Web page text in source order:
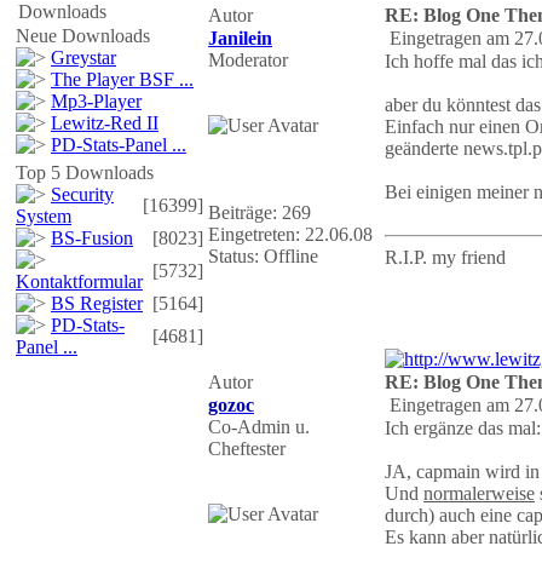
Downloads
Neue Downloads
Greystar
The Player BSF ...
Mp3-Player
Lewitz-Red II
PD-Stats-Panel ...
Top 5 Downloads
Security
System
[16399]
BS-Fusion
[8023]
Kontaktformular
[5732]
BS Register [5164]
PD-Stats-
Panel ...
[4681]
Autor
RE: Blog One
Janilein
Moderator
Beiträge: 269
Eingetreten: 22.06.08
Status: Offline
Eingetragen am
Ich hoffe mal das
aber du könntest
Einfach nur einen
geänderte
Bei einigen meiner
R.I.P. my friend
Autor
RE: Blog One
gozoc
Co-Admin u.
Cheftester
Eingetragen am
Ich ergänze das mal:
JA, capmain wird in
Und normalerweise
durch) auch eine
Es kann aber